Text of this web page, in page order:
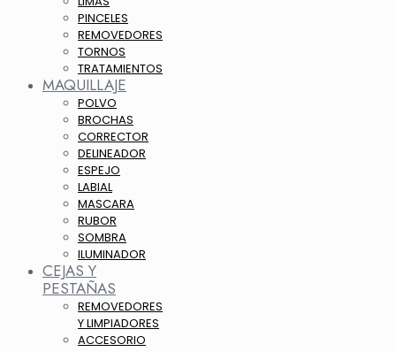
PINCELES
REMOVEDORES
TORNOS
TRATAMIENTOS
MAQUILLAJE
POLVO
BROCHAS
CORRECTOR
DELINEADOR
ESPEJO
LABIAL
MASCARA
RUBOR
SOMBRA
ILUMINADOR
CEJAS Y
PESTAÑAS
REMOVEDORES
Y LIMPIADORES
ACCESORIO